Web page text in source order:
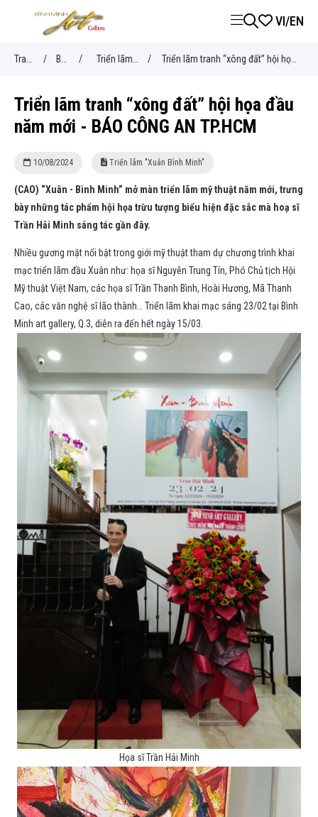
VI/EN
Trang / BÀI / Triển lãm
Minh"
/ Triển lãm tranh “xông đất” hội họa
TP.HCM
Triển lãm tranh “xông đất” hội họa đầu
năm mới - BÁO CÔNG AN TP.HCM
10/08/2024 Triển lãm "Xuân Bình Minh"
(CAO) “Xuân - Bình Minh” mở màn triển lãm mỹ thuật năm mới, trưng
bày những tác phẩm hội họa trừu tượng biểu hiện đặc sắc mà hoạ sĩ
Trần Hải Minh sáng tác gần đây.
Nhiều gương mặt nổi bật trong giới mỹ thuật tham dự chương trình khai
mạc triển lãm đầu Xuân như: họa sĩ Nguyễn Trung Tín, Phó Chủ tịch Hội
Mỹ thuật Việt Nam, các họa sĩ Trần Thanh Bình, Hoài Hương, Mã Thanh
Cao, các văn nghệ sĩ lão thành… Triển lãm khai mạc sáng 23/02 tại Bình
Minh art gallery, Q.3, diễn ra đến hết ngày 15/03.
Họa sĩ Trần Hải Minh